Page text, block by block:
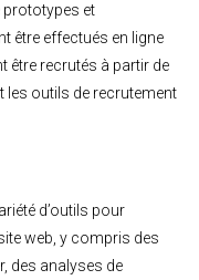
prototypes et
être effectués en ligne
être recrutés à partir de
les outils de recrutement
d’outils pour
web, y compris des
des analyses de